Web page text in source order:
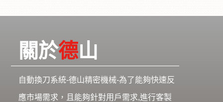
關於德山
自動換刀系統-德山精密機械-為了能夠快速反
應市場需求，且能夠針對用戶需求,進行客製